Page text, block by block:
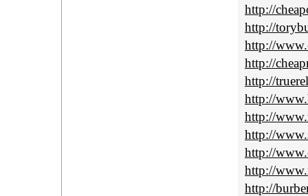
http://
http://
http://
http://
http://
http://
http://
http://
http://
http://
http://